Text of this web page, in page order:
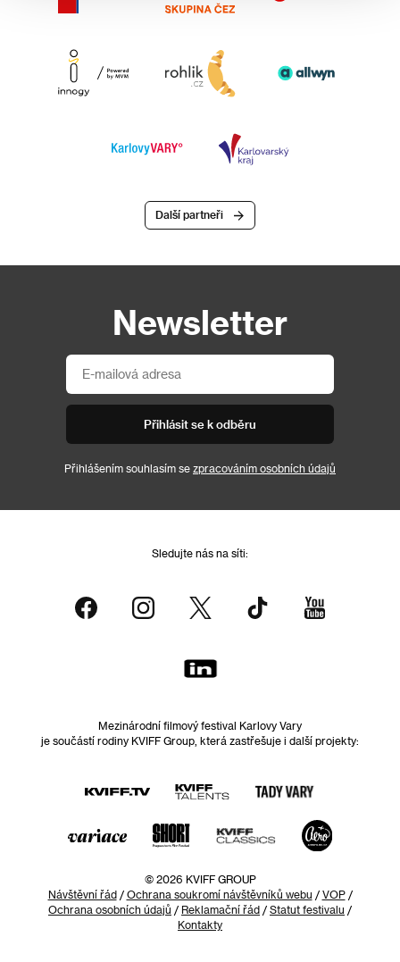
Další partneři
Newsletter
Přihlásit se k odběru
Přihlášením souhlasím se zpracováním osobních údajů
Sledujte nás na síti:
Mezinárodní filmový festival Karlovy Vary
je součástí rodiny KVIFF Group, která zastřešuje i další projekty:
© 2026 KVIFF GROUP
Návštěvní řád/ Ochrana soukromí návštěvníků webu / VOP/
Ochrana osobních údajů / Reklamační řád / Statut festivalu /
Kontakty